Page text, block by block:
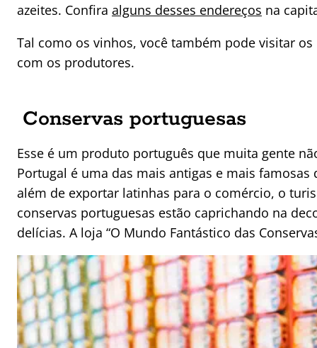
azeites. Confira alguns desses endereços na
Tal como os vinhos, você também pode visitar
com os produtores.
Conservas portuguesas
Esse é um produto português que muita gente
Portugal é uma das mais antigas e mais
além de exportar latinhas para o comércio, o
conservas portuguesas estão caprichando na
delícias. A loja “O Mundo Fantástico das